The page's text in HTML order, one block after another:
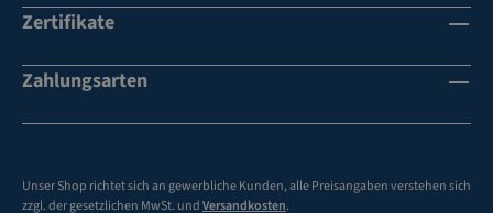
Zertifikate
Zahlungsarten
Unser Shop richtet sich an gewerbliche Kunden, alle Preisangaben verstehen sich
zzgl. der gesetzlichen MwSt. undVersandkosten.